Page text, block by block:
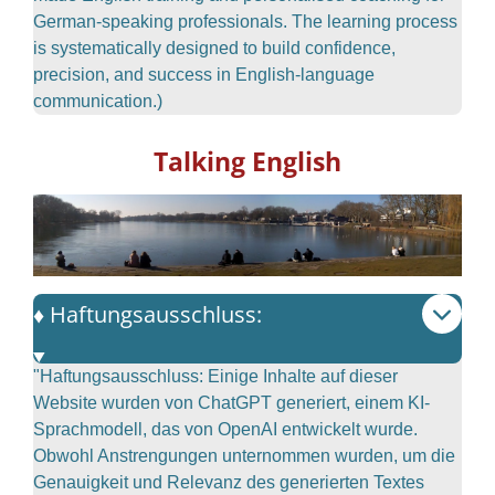
German-speaking professionals. The learning process
is systematically designed to build confidence,
precision, and success in English-language
communication.)
Talking English
♦️ Haftungsausschluss:
"Haftungsausschluss: Einige Inhalte auf dieser
Website wurden von ChatGPT generiert, einem KI-
Sprachmodell, das von OpenAI entwickelt wurde.
Obwohl Anstrengungen unternommen wurden, um die
Genauigkeit und Relevanz des generierten Textes